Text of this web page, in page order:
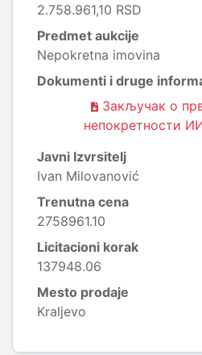
2.758.961,10 RSD
Predmet aukcije
Nepokretna imovina
Dokumenti i druge
Закључак о
непокретности
Javni Izvrsitelj
Ivan Milovanović
Trenutna cena
2758961.10
Licitacioni korak
137948.06
Mesto prodaje
Kraljevo